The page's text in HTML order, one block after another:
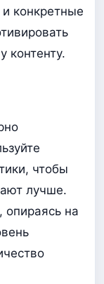
конкретные
контенту.
чтобы
лучше.
опираясь на